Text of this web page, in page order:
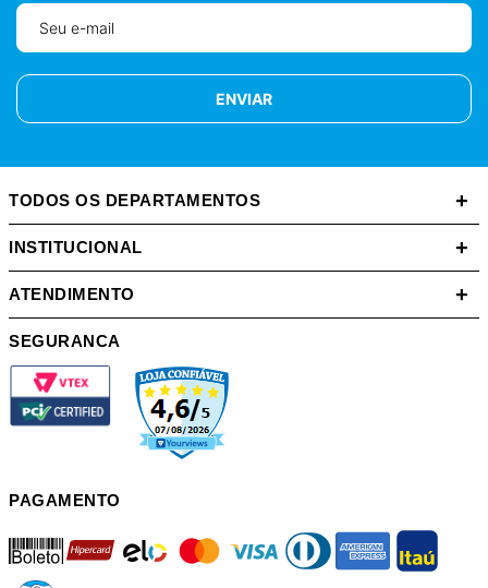
ENVIAR
TODOS OS DEPARTAMENTOS +
INSTITUCIONAL +
ATENDIMENTO +
SEGURANCA
PAGAMENTO
boleto mastercard diners american itau